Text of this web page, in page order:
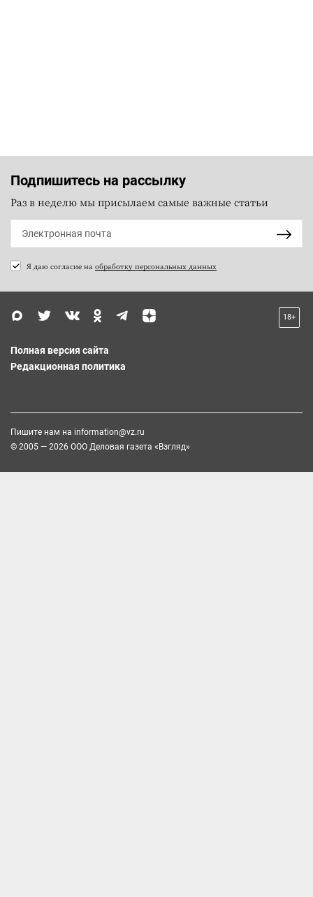
Подпишитесь на рассылку
Раз в неделю мы присылаем самые важные статьи
Я даю согласие на обработку персональных данных
18+
Полная версия сайта
Редакционная политика
Пишите нам на information@vz.ru
© 2005 — 2026 ООО Деловая газета «Взгляд»